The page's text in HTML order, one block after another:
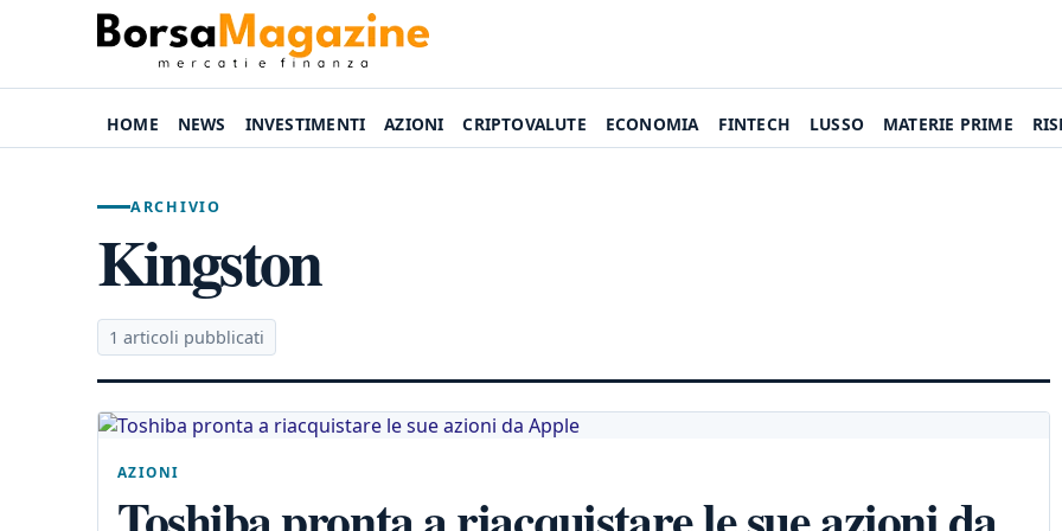
HOME NEWS INVESTIMENTI AZIONI CRIPTOVALUTE ECONOMIA FINTECH LUSSO MATERIE PRIME
ARCHIVIO
Kingston
1 articoli pubblicati
AZIONI